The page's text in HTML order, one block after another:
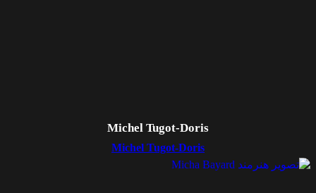
Michel Tugot-Doris
Michel Tugot-Doris